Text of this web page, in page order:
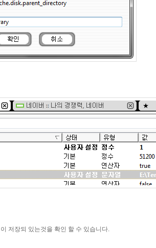
저장되 있는것을 확인 할 수 있습니다.